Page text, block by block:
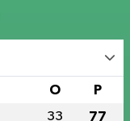
O P
33 77